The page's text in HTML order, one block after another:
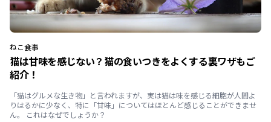
ねこ食事
猫は甘味を感じない？猫の食いつきをよくする裏ワザもご
紹介！
「猫はグルメな生き物」と言われますが、実は猫は味を感じる細胞が人間よ
りはるかに少なく、特に「甘味」についてはほとんど感じることができませ
ん。 これはなぜでしょうか？